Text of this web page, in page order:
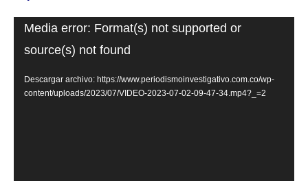
Reproductor
de
Media error: Format(s) not supported or
source(s) not found
Descargar archivo: https://www.periodismoinvestigativo.com.co/wp-
content/uploads/2023/07/VIDEO-2023-07-02-09-47-34.mp4?_=2